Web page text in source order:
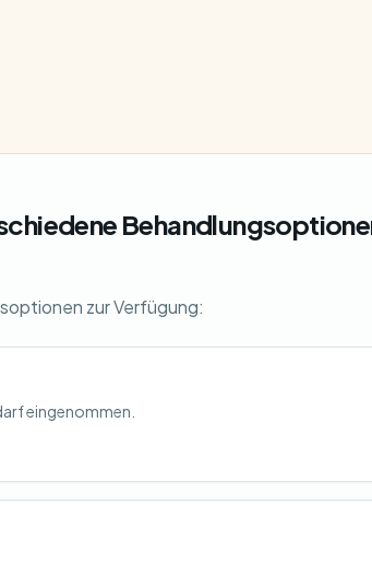
zur Verfügung:
eingenommen.